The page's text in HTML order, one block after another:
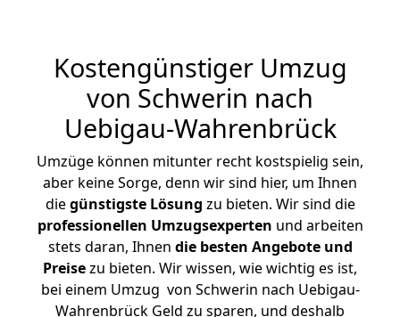
Kostengünstiger Umzug
von Schwerin nach
Uebigau-Wahrenbrück
Umzüge können mitunter recht kostspielig sein,
aber keine Sorge, denn wir sind hier, um Ihnen
diegünstigste Lösung zu bieten. Wir sind die
professionellen Umzugsexperten und arbeiten
stets daran, Ihnen die besten Angebote und
Preisezu bieten. Wir wissen, wie wichtig es ist,
bei einem Umzug von Schwerin nach Uebigau-
Wahrenbrück Geld zu sparen, und deshalb